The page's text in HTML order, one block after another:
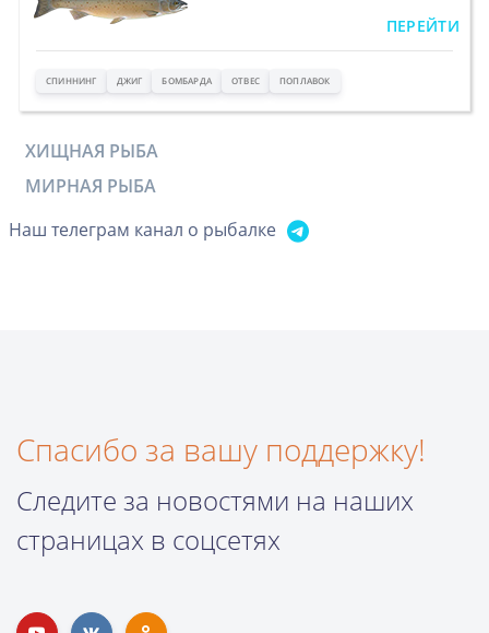
ПЕРЕЙТИ
СПИННИНГ ДЖИГ БОМБАРДА ОТВЕС ПОПЛАВОК
ХИЩНАЯ РЫБА
МИРНАЯ РЫБА
Наш телеграм канал о рыбалке
Спасибо за вашу поддержку!
Следите за новостями на наших
страницах в соцсетях